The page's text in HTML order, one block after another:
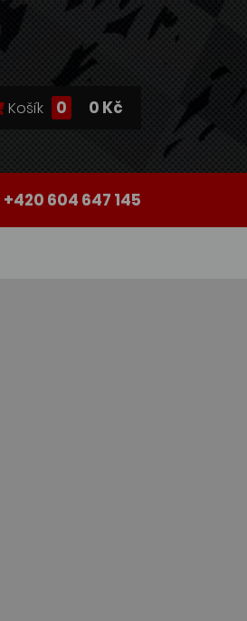
Košík 0 0 Kč
+420 604 647 145